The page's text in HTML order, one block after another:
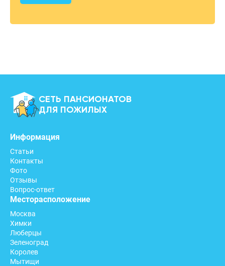
СЕТЬ ПАНСИОНАТОВ
ДЛЯ ПОЖИЛЫХ
Информация
Статьи
Контакты
Фото
Отзывы
Вопрос-ответ
Месторасположение
Москва
Химки
Люберцы
Зеленоград
Королев
Мытищи